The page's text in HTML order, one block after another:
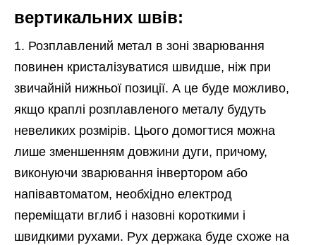
вертикальних швів:
Розплавлений метал в зоні зварювання
повинен кристалізуватися швидше, ніж при
звичайній нижньої позиції. А це буде можливо,
якщо краплі розплавленого металу будуть
невеликих розмірів. Цього домогтися можна
лише зменшенням довжини дуги, причому,
виконуючи зварювання інвертором або
напівавтоматом, необхідно електрод
переміщати вглиб і назовні короткими і
швидкими рухами. Рух держака буде схоже на